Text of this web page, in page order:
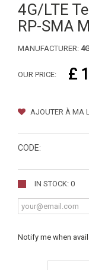
4G/LTE
RP-SMA
MANUFACTURER:
OUR PRICE: £
AJOUTER À MA
CODE:
IN STOCK: 0
Notify me when